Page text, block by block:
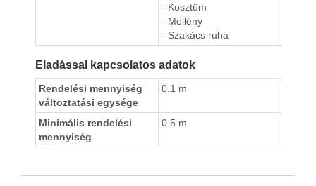
- Kosztüm
- Mellény
- Szakács ruha
Eladással kapcsolatos adatok
Rendelési mennyiség
változtatási egysége
0.1 m
Minimális rendelési
mennyiség
0.5 m